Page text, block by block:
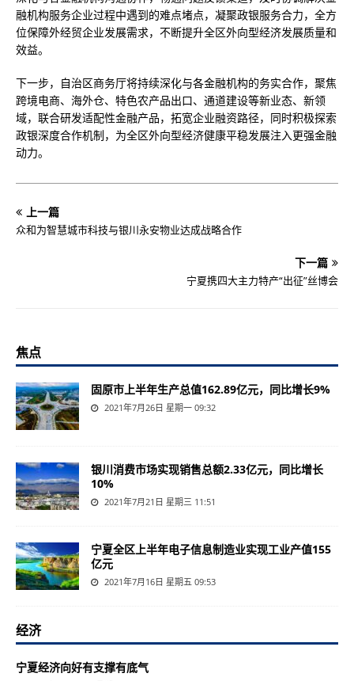
融机构服务企业过程中遇到的难点堵点，凝聚政银服务合力，全方
位保障外经贸企业发展需求，不断提升全区外向型经济发展质量和
效益。
下一步，自治区商务厅将持续深化与各金融机构的务实合作，聚焦
跨境电商、海外仓、特色农产品出口、通道建设等新业态、新领
域，联合研发适配性金融产品，拓宽企业融资路径，同时积极探索
政银深度合作机制，为全区外向型经济健康平稳发展注入更强金融
动力。
上一篇
众和为智慧城市科技与银川永安物业达成战略合作
下一篇
宁夏携四大主力特产“出征”丝博会
焦点
固原市上半年生产总值162.89亿元，同比增长9%
2021年7月26日 星期一 09:32
银川消费市场实现销售总额2.33亿元，同比增长
10%
2021年7月21日 星期三 11:51
宁夏全区上半年电子信息制造业实现工业产值155
亿元
2021年7月16日 星期五 09:53
经济
宁夏经济向好有支撑有底气